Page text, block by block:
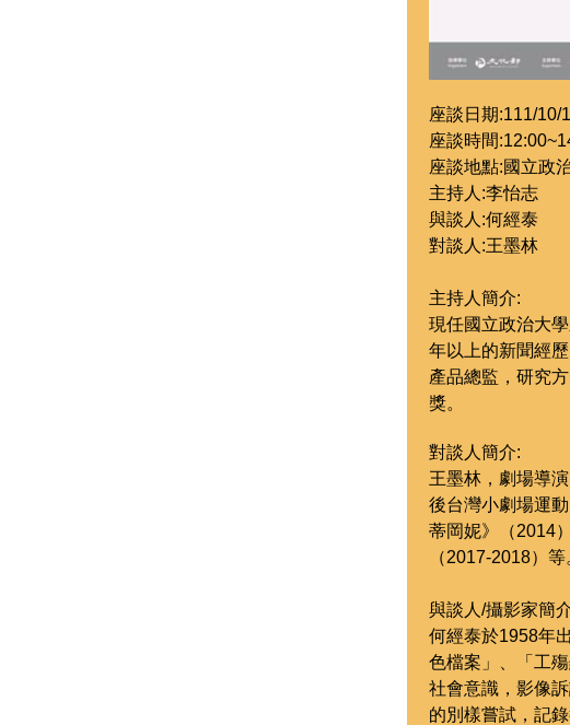
座談日期:111/10/
座談時間
座談地點:國立政
主持人:李怡志
與談人:何經泰
對談人:王墨林
主持人簡介:
現任國立政治大
年以上的新聞經
產品總監，研究
獎。
對談人簡介:
王墨林，劇場導
後台灣小劇場運
蒂岡妮》（2014
（2017-2018）
與談人/攝影家簡
何經泰於1958年
色檔案」、「工
社會意識，影像
的別樣嘗試，記